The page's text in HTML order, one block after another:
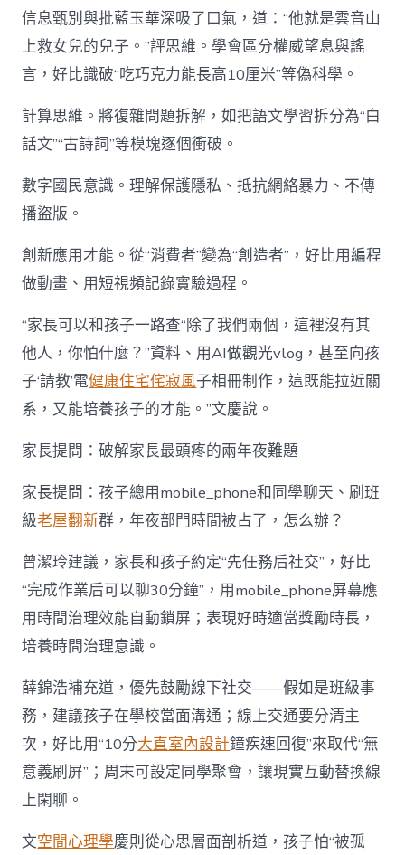
信息甄別與批藍玉華深吸了口氣，道：“他就是雲音山
上救女兒的兒子。”評思維。學會區分權威望息與謠
言，好比識破“吃巧克力能長高10厘米”等偽科學。
計算思維。將復雜問題拆解，如把語文學習拆分為“白
話文”“古詩詞”等模塊逐個衝破。
數字國民意識。理解保護隱私、抵抗網絡暴力、不傳
播盜版。
創新應用才能。從“消費者”變為“創造者”，好比用編程
做動畫、用短視頻記錄實驗過程。
“家長可以和孩子一路查“除了我們兩個，這裡沒有其
他人，你怕什麼？”資料、用AI做觀光vlog，甚至向孩
子‘請教’電健康住宅侘寂風子相冊制作，這既能拉近關
系，又能培養孩子的才能。”文慶說。
家長提問：破解家長最頭疼的兩年夜難題
家長提問：孩子總用mobile_phone和同學聊天、刷班
級老屋翻新群，年夜部門時間被占了，怎么辦？
曾潔玲建議，家長和孩子約定“先任務后社交”，好比
“完成作業后可以聊30分鐘”，用mobile_phone屏幕應
用時間治理效能自動鎖屏；表現好時適當獎勵時長，
培養時間治理意識。
薛錦浩補充道，優先鼓勵線下社交——假如是班級事
務，建議孩子在學校當面溝通；線上交通要分清主
次，好比用“10分大直室內設計鐘疾速回復”來取代“無
意義刷屏”；周末可設定同學聚會，讓現實互動替換線
上閑聊。
文空間心理學慶則從心思層面剖析道，孩子怕“被孤